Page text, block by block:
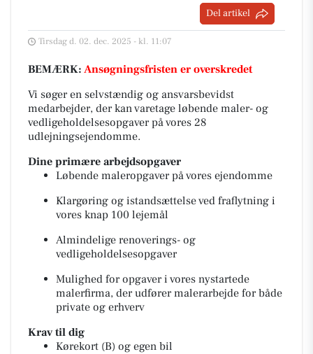
Del artikel
Tirsdag d. 02. dec. 2025 - kl. 11:07
BEMÆRK: Ansøgningsfristen er overskredet
Vi søger en selvstændig og ansvarsbevidst
medarbejder, der kan varetage løbende maler- og
vedligeholdelsesopgaver på vores 28
udlejningsejendomme.
Dine primære arbejdsopgaver
Løbende maleropgaver på vores ejendomme
Klargøring og istandsættelse ved fraflytning i
vores knap 100 lejemål
Almindelige renoverings- og
vedligeholdelsesopgaver
Mulighed for opgaver i vores nystartede
malerfirma, der udfører malerarbejde for både
private og erhverv
Krav til dig
Kørekort (B) og egen bil